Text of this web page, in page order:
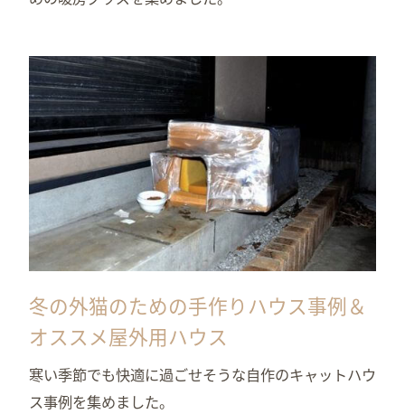
冬の外猫のための手作りハウス事例＆
オススメ屋外用ハウス
寒い季節でも快適に過ごせそうな自作のキャットハウ
ス事例を集めました。